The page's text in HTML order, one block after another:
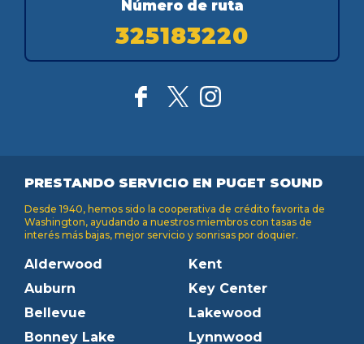
Número de ruta
325183220
PRESTANDO SERVICIO EN PUGET SOUND
Desde 1940, hemos sido la cooperativa de crédito favorita de
Washington, ayudando a nuestros miembros con tasas de
interés más bajas, mejor servicio y sonrisas por doquier.
Alderwood
Auburn
Bellevue
Bonney Lake
Kent
Key Center
Lakewood
Lynnwood